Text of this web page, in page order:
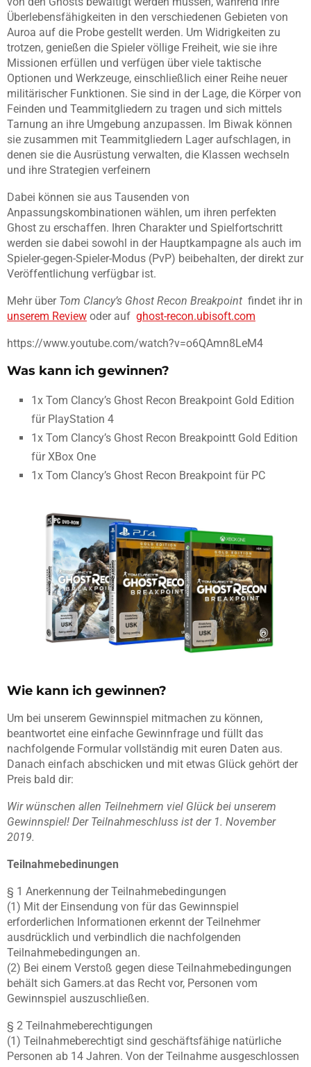
Überlebensfähigkeiten in den verschiedenen Gebieten von
Auroa auf die Probe gestellt werden. Um Widrigkeiten zu
trotzen, genießen die Spieler völlige Freiheit, wie sie ihre
Missionen erfüllen und verfügen über viele taktische
Optionen und Werkzeuge, einschließlich einer Reihe neuer
militärischer Funktionen. Sie sind in der Lage, die Körper von
Feinden und Teammitgliedern zu tragen und sich mittels
Tarnung an ihre Umgebung anzupassen. Im Biwak können
sie zusammen mit Teammitgliedern Lager aufschlagen, in
denen sie die Ausrüstung verwalten, die Klassen wechseln
und ihre Strategien verfeinern
Dabei können sie aus Tausenden von
Anpassungskombinationen wählen, um ihren perfekten
Ghost zu erschaffen. Ihren Charakter und Spielfortschritt
werden sie dabei sowohl in der Hauptkampagne als auch im
Spieler-gegen-Spieler-Modus (PvP) beibehalten, der direkt zur
Veröffentlichung verfügbar ist.
Mehr über Tom Clancy’s Ghost Recon Breakpoint findet ihr in
unserem Review oder auf ghost-recon.ubisoft.com
https://www.youtube.com/watch?v=o6QAmn8LeM4
Was kann ich gewinnen?
1x Tom Clancy’s Ghost Recon Breakpoint Gold Edition
für PlayStation 4
1x Tom Clancy’s Ghost Recon Breakpointt Gold Edition
für XBox One
1x Tom Clancy’s Ghost Recon Breakpoint für PC
Wie kann ich gewinnen?
Um bei unserem Gewinnspiel mitmachen zu können,
beantwortet eine einfache Gewinnfrage und füllt das
nachfolgende Formular vollständig mit euren Daten aus.
Danach einfach abschicken und mit etwas Glück gehört der
Preis bald dir:
Wir wünschen allen Teilnehmern viel Glück bei unserem
Gewinnspiel! Der Teilnahmeschluss ist der 1. November
2019.
Teilnahmebedinungen
§ 1 Anerkennung der Teilnahmebedingungen
(1) Mit der Einsendung von für das Gewinnspiel
erforderlichen Informationen erkennt der Teilnehmer
ausdrücklich und verbindlich die nachfolgenden
Teilnahmebedingungen an.
(2) Bei einem Verstoß gegen diese Teilnahmebedingungen
behält sich Gamers.at das Recht vor, Personen vom
Gewinnspiel auszuschließen.
§ 2 Teilnahmeberechtigungen
(1) Teilnahmeberechtigt sind geschäftsfähige natürliche
Personen ab 14 Jahren. Von der Teilnahme ausgeschlossen